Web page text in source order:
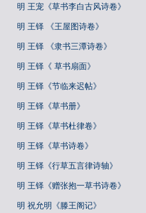
明 王宠《草书李白古风诗卷》
明 王铎 《王屋图诗卷》
明 王铎 《隶书三潭诗卷》
明 王铎《 草书扇面》
明 王铎《节临来迟帖》
明 王铎《草书册》
明 王铎《草书杜律卷》
明 王铎《草书诗卷》
明 王铎《行草五言律诗轴》
明 王铎《赠张抱一草书诗卷》
明 祝允明《滕王阁记》